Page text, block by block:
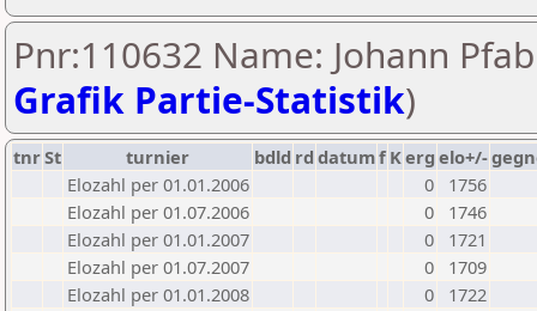
Pnr:110632 Name: Johann
Grafik Partie-Statistik)
tnrSt turnier bdld rd datumf Kerg elo+/-
Elozahl per 01.01.2006
0
1756
Elozahl per 01.07.2006
0
1746
Elozahl per 01.01.2007
0
1721
Elozahl per 01.07.2007
0
1709
Elozahl per 01.01.2008
0
1722